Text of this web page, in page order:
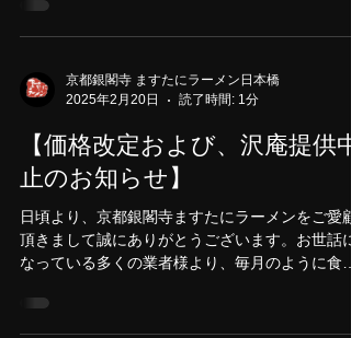
京都銀閣寺ますたにラーメン日本橋本店・室町店
をご利用頂き誠にありがとうございます。 麺類
いておりますが、 ＋300円で九条ネギ丼にできる
商品を発売いたしました！ たっぷり九条ネギに
ま油、韓国のりフレーク、ほぐしチャーシュー
京都銀閣寺 ますたにラーメン日本橋
【価格改定および、沢庵提供中
止のお知らせ】
日頃より、京都銀閣寺ますたにラーメンをご愛顧